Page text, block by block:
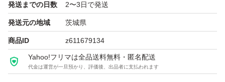
さい。
箱込みで5kgにしておりますが、
念の為、多めに入れておきます。
上記の件で何か気になることがありましたら、ご質問や評
発送までの日数 2〜3日で発送
発送元の地域 茨城県
商品ID z611679134
Yahoo!フリマは全品送料無料・匿名配送
代金は運営が一旦預かり、評価後、出品者に支払われます